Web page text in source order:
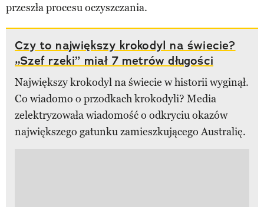
przeszła procesu oczyszczania.
Czy to największy krokodyl na świecie?
„Szef rzeki” miał 7 metrów długości
Największy krokodyl na świecie w historii wyginął.
Co wiadomo o przodkach krokodyli? Media
zelektryzowała wiadomość o odkryciu okazów
największego gatunku zamieszkującego Australię.